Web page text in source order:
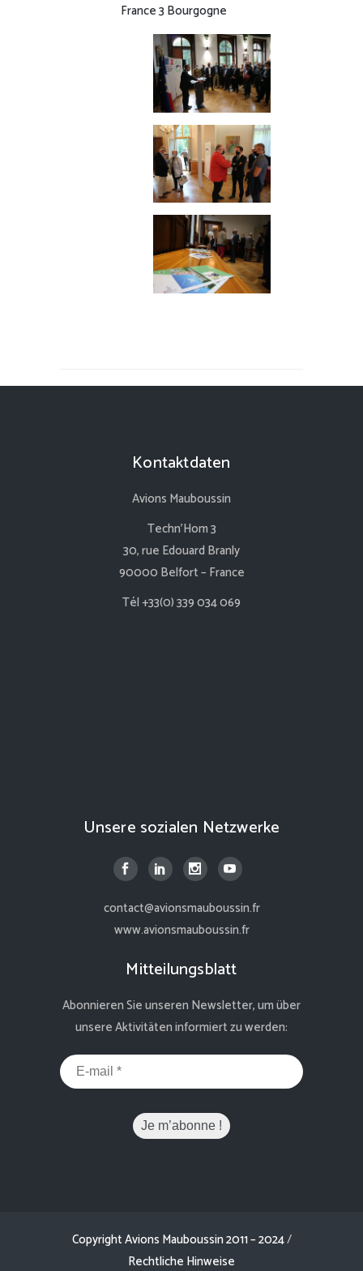
France 3 Bourgogne
Kontaktdaten
Avions Mauboussin
Techn’Hom 3
30, rue Edouard Branly
90000 Belfort – France
Tél +33(0) 339 034 069
Unsere sozialen Netzwerke
contact@avionsmauboussin.fr
www.avionsmauboussin.fr
Mitteilungsblatt
Abonnieren Sie unseren Newsletter, um über
unsere Aktivitäten informiert zu werden:
Copyright Avions Mauboussin 2011 – 2024/
Rechtliche Hinweise